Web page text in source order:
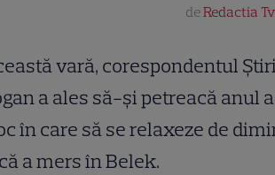
deRedactia
vară, corespondentul
a ales să-şi petreacă anul
în care să se relaxeze de
a mers în Belek.